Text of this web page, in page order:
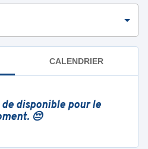
CALENDRIER
disponible pour le
😔